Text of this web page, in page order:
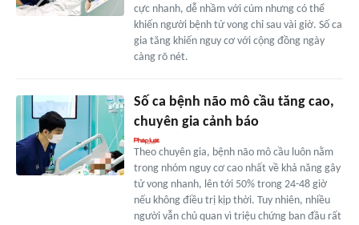
cực nhanh, dễ nhầm với cúm nhưng có thể
khiến người bệnh tử vong chỉ sau vài giờ. Số ca
gia tăng khiến nguy cơ với cộng đồng ngày
càng rõ nét.
Số ca bệnh não mô cầu tăng cao,
chuyên gia cảnh báo
Theo chuyên gia, bệnh não mô cầu luôn nằm
trong nhóm nguy cơ cao nhất về khả năng gây
tử vong nhanh, lên tới 50% trong 24-48 giờ
nếu không điều trị kịp thời. Tuy nhiên, nhiều
người vẫn chủ quan vì triệu chứng ban đầu rất